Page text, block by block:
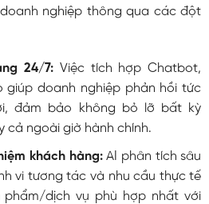
nghiệp thông qua các đột
24/7:Việc tích hợp Chatbot,
giúp doanh nghiệp phản hồi tức
đảm bảo không bỏ lỡ bất kỳ
cả ngoài giờ hành chính.
khách hàng:AI phân tích sâu
vi tương tác và nhu cầu thực tế
dịch vụ phù hợp nhất với